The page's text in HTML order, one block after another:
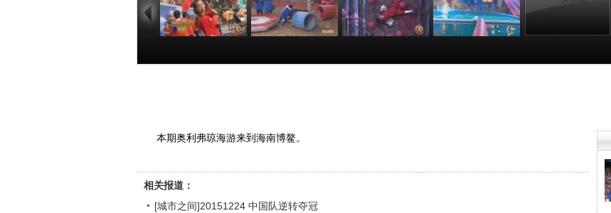
队逆转夺冠
本期奥利弗琼海游来到海南博鳌。
相关报道：
[城市之间]20151224 中国队逆转夺冠